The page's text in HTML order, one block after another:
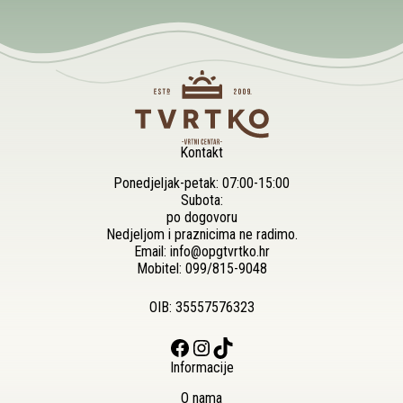
Kontakt
Ponedjeljak-petak: 07:00-15:00
Subota:
po dogovoru
Nedjeljom i praznicima ne radimo.
Email: info@opgtvrtko.hr
Mobitel: 099/815-9048
OIB: 35557576323
Facebook Instagram TikTok
Informacije
O nama